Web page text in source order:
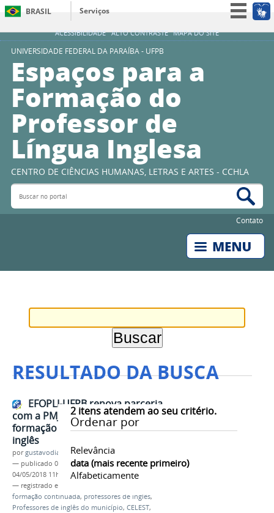
ACESSIBILIDADE ALTO CONTRASTE MAPA DO SITE
BRASIL
Serviços
Simplifique!
Acesso à informação
UNIVERSIDADE FEDERAL DA PARAÍBA - UFPB
Espaços para a
Formação do
Professor de
Língua Inglesa
CENTRO DE CIÊNCIAS HUMANAS, LETRAS E ARTES - CCHLA
Buscar no portal
Contato
RESULTADO DA BUSCA
2itens atendem ao seu critério.
Ordenar por
Relevância
data (mais recente primeiro)
Alfabeticamente
EFOPLI-UFPB renova parceria
com a PMJP para oferta de
formação para professores de
inglês
porgustavodias
— publicado 04/05/2018 —última modificação
04/05/2018 11h06
— registrado em:
formação continuada, professores de inglês,
Professores de inglês do município, CELEST,